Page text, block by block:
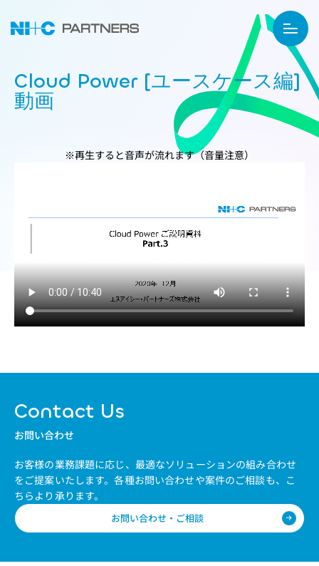
Cloud Power [ユースケース編]
動画
※再生すると音声が流れます（音量注意）
Contact Us
お問い合わせ
お客様の業務課題に応じ、最適なソリューションの組み合わせ
をご提案いたします。各種お問い合わせや案件のご相談も、こ
ちらより承ります。
お問い合わせ・ご相談